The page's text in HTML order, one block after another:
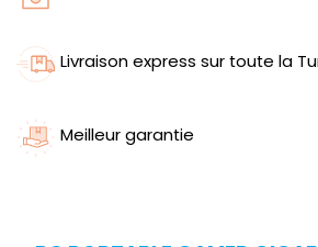
Livraison express sur toute la
Meilleur garantie